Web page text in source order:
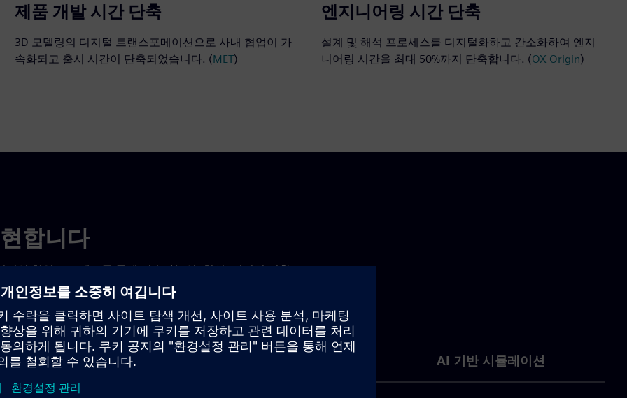
92%
제품 개발 시간 단축
3D 모델링의 디지털 트랜스포메이션으로 사내 협업이 가
속화되고 출시 시간이 단축되었습니다. (MET)
75%
엔지니어링 시간 단축
설계 및 해석 프로세스를 디지털화하고 간소화하여 엔지
니어링 시간을 최대 50%까지 단축합니다. (OX Origin)
합니다
인 협업 프로세스를 통해 지속가능성, 혁신, 디지털 전환
응하며 제품 개발 속도를 획기적으로 가속화할 수 있는
지능형 제품 설계 AI 기반 시뮬레이션